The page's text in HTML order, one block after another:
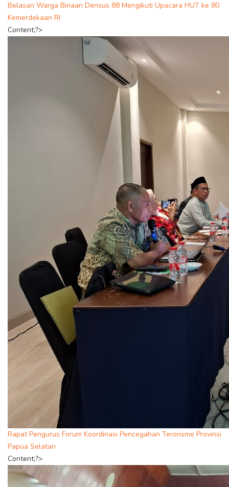
Belasan Warga Binaan Densus 88 Mengikuti Upacara HUT ke 80
Kemerdekaan RI
Content;?>
Rapat Pengurus Forum Koordinasi Pencegahan Terorisme Provinsi
Papua Selatan
Content;?>